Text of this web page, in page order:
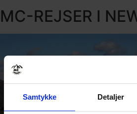
Samtykke Detaljer
MC-REJSER I